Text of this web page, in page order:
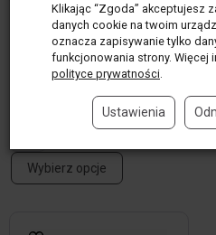
T-shirt z nadrukiem Steampunk
Produkt w magazynie(68
19,00 zł / szt
Wybierz opcje
Klikając “Zgoda” akceptujesz
danych cookie na twoim
oznacza zapisywanie tylko
funkcjonowania strony. Więcej
polityce prywatności
Ustawienia